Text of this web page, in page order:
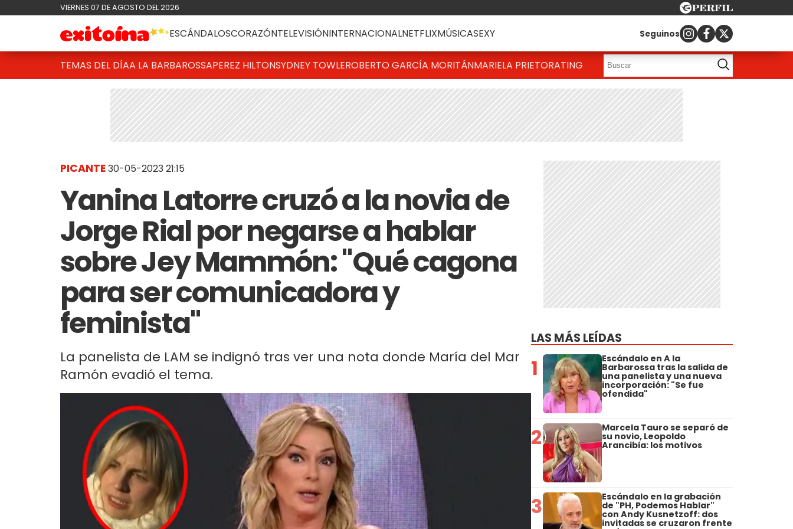
VIERNES 07 DE AGOSTO DEL 2026
ESCÁNDALOSCORAZÓNTELEVISIÓNINTERNACIONALNETFLIXMÚSICASEXY Seguinos
TEMAS DEL DÍAA LA BARBAROSSAPEREZ HILTONSYDNEY TOWLEROBERTO GARCÍA MORITÁNMARIELA PRIETORATING
PICANTE30-05-2023 21:15
Yanina Latorre cruzó a la novia de
Jorge Rial por negarse a hablar
sobre Jey Mammón: "Qué cagona
para ser comunicadora y
feminista"
La panelista de LAM se indignó tras ver una nota donde María del Mar
Ramón evadió el tema.
LAS MÁS LEÍDAS
1 Escándalo en A la
Barbarossa tras la salida de
una panelista y una nueva
incorporación: "Se fue
ofendida"
2 Marcela Tauro se separó de
su novio, Leopoldo
Arancibia: los motivos
3 Escándalo en la grabación
de "PH, Podemos Hablar"
con Andy Kusnetzoff: dos
invitadas se cruzaron frente